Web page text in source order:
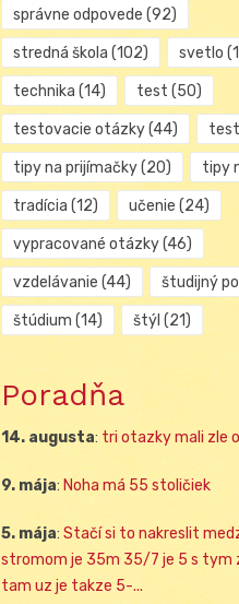
správne odpovede (92)
stredná škola (102) svetlo
technika (14) test (50)
testovacie otázky(44)
tipy na prijímačky(20) tipy
tradícia (12) učenie (24)
vypracované otázky(46)
vzdelávanie (44) študijný
štúdium (14) štýl (21)
Poradňa
14. augusta: tri otazky mali zle
9. mája: Noha má 55 stoličiek
5. mája: Stačí si to nakreslit
stromom je 35m 35/7 je 5 s tym
tam uz je takze 5-...